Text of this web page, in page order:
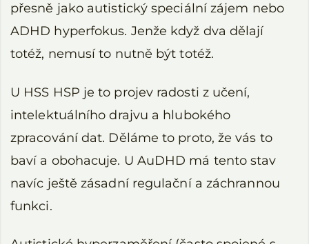
přesně jako autistický speciální zájem nebo
ADHD hyperfokus. Jenže když dva dělají
totéž, nemusí to nutně být totéž.
U HSS HSP je to projev radosti z učení,
intelektuálního drajvu a hlubokého
zpracování dat. Děláme to proto, že vás to
baví a obohacuje. U AuDHD má tento stav
navíc ještě zásadní regulační a záchrannou
funkci.